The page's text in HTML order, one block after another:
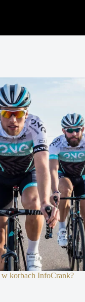
korbach InfoCrank?